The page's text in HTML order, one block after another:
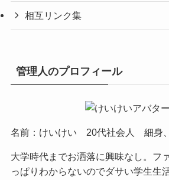
相互リンク集
管理人のプロフィール
名前：けいけい 20代社会人 細身、
大学時代までお洒落に興味なし。フ
っぱりわからないのでダサい学生生